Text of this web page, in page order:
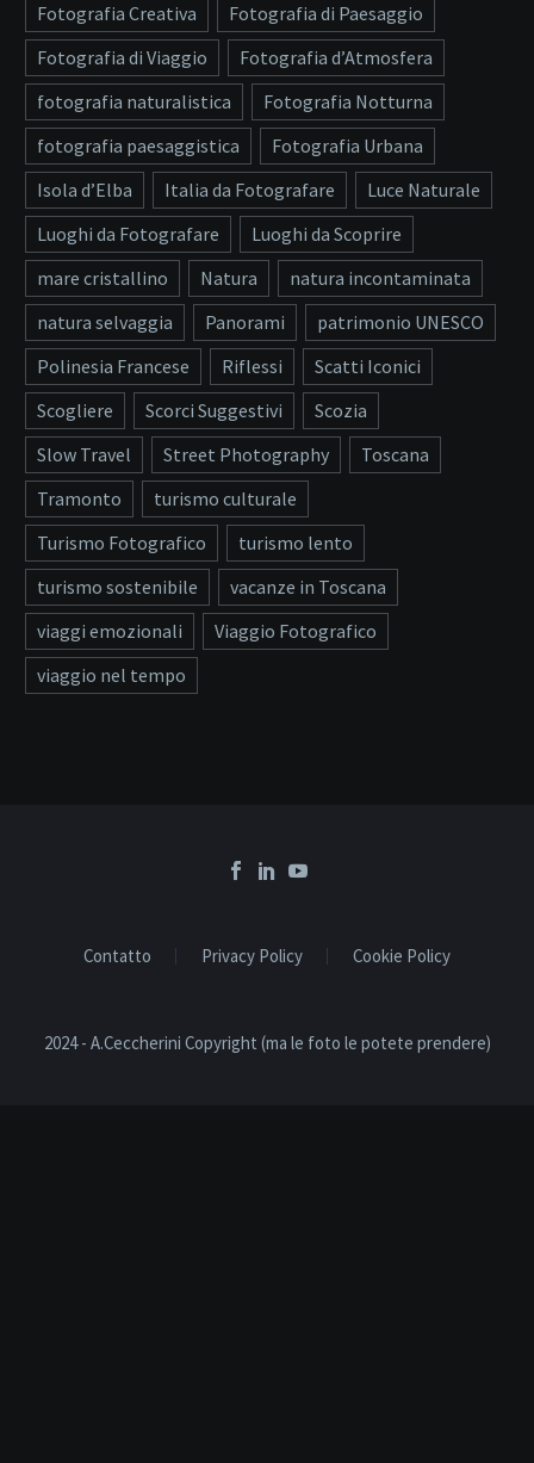
Fotografia Creativa
Fotografia di Paesaggio
Fotografia di Viaggio
Fotografia d’Atmosfera
fotografia naturalistica
Fotografia Notturna
fotografia paesaggistica
Fotografia Urbana
Isola d’Elba
Italia da Fotografare
Luce Naturale
Luoghi da Fotografare
Luoghi da Scoprire
mare cristallino
Natura
natura incontaminata
natura selvaggia
Panorami
patrimonio UNESCO
Polinesia Francese
Riflessi
Scatti Iconici
Scogliere
Scorci Suggestivi
Scozia
Slow Travel
Street Photography
Toscana
Tramonto
turismo culturale
Turismo Fotografico
turismo lento
turismo sostenibile
vacanze in Toscana
viaggi emozionali
Viaggio Fotografico
viaggio nel tempo
Contatto Privacy Policy Cookie Policy
2024 - A.Ceccherini Copyright (ma le foto le potete prendere)